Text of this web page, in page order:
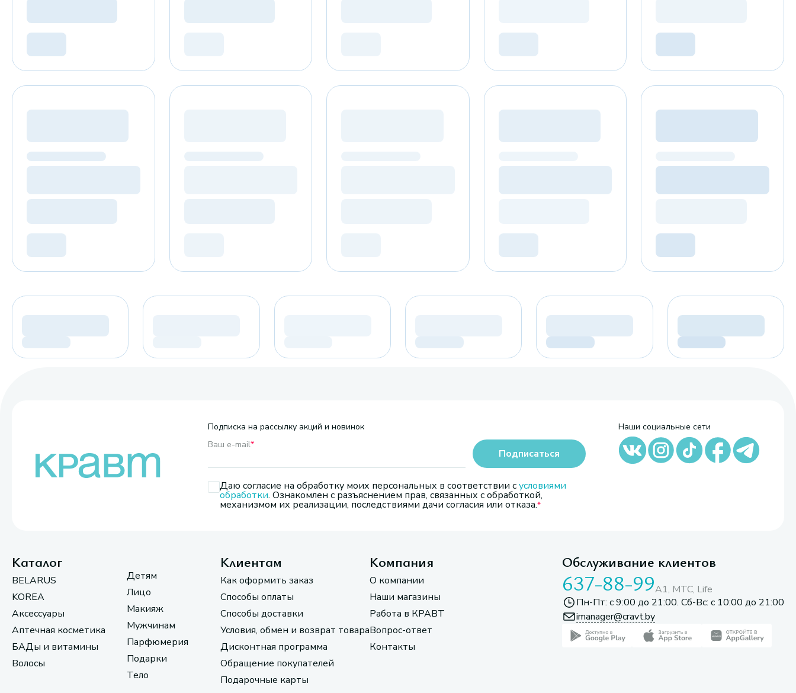
Подписка на рассылку акций и новинок
Ваш e-mail*
Даю согласие на обработку моих персональных в соответствии сусловиями
обработки. Ознакомлен с разъяснением прав, связанных с обработкой,
механизмом их реализации, последствиями дачи согласия или отказа.
Подписаться
Наши социальные сети
Каталог
BELARUS
KOREA
Аксессуары
Аптечная косметика
БАДы и витамины
Волосы
Детям
Лицо
Макияж
Мужчинам
Парфюмерия
Подарки
Тело
Клиентам
Как оформить заказ
Способы оплаты
Способы доставки
Условия, обмен и возврат товара
Дисконтная программа
Обращение покупателей
Подарочные карты
Компания
О компании
Наши магазины
Работа в КРАВТ
Вопрос-ответ
Контакты
Обслуживание клиентов
637-88-99A1, МТС, Life
Пн-Пт: с 9:00 до 21:00. Сб-Вс: с 10:00 до 21:00
imanager@cravt.by